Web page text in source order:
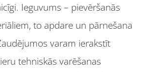
Ieguvums – pievēršanās
to apdare un pārnešana
varam ierakstīt
tehniskās varēšanas